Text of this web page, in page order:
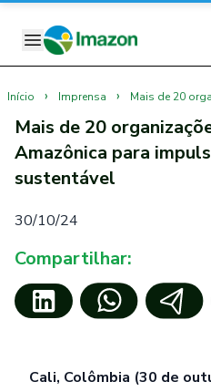
Início › Imprensa › Mais de 20 organizações
Mais de 20
Amazônica para
sustentável
30/10/24
Compartilhar:
Cali, Colômbia (30 de